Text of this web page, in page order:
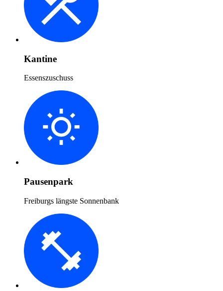
Kantine
Essenszuschuss
Pausenpark
Freiburgs längste Sonnenbank